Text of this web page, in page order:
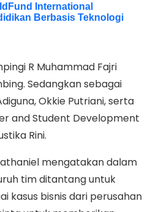
International
Berbasis Teknologi
R Muhammad Fajri
Sedangkan sebagai
Okkie Putriani, serta
and Student Development
Rini.
mengatakan dalam
tim ditantang untuk
kasus bisnis dari perusahan